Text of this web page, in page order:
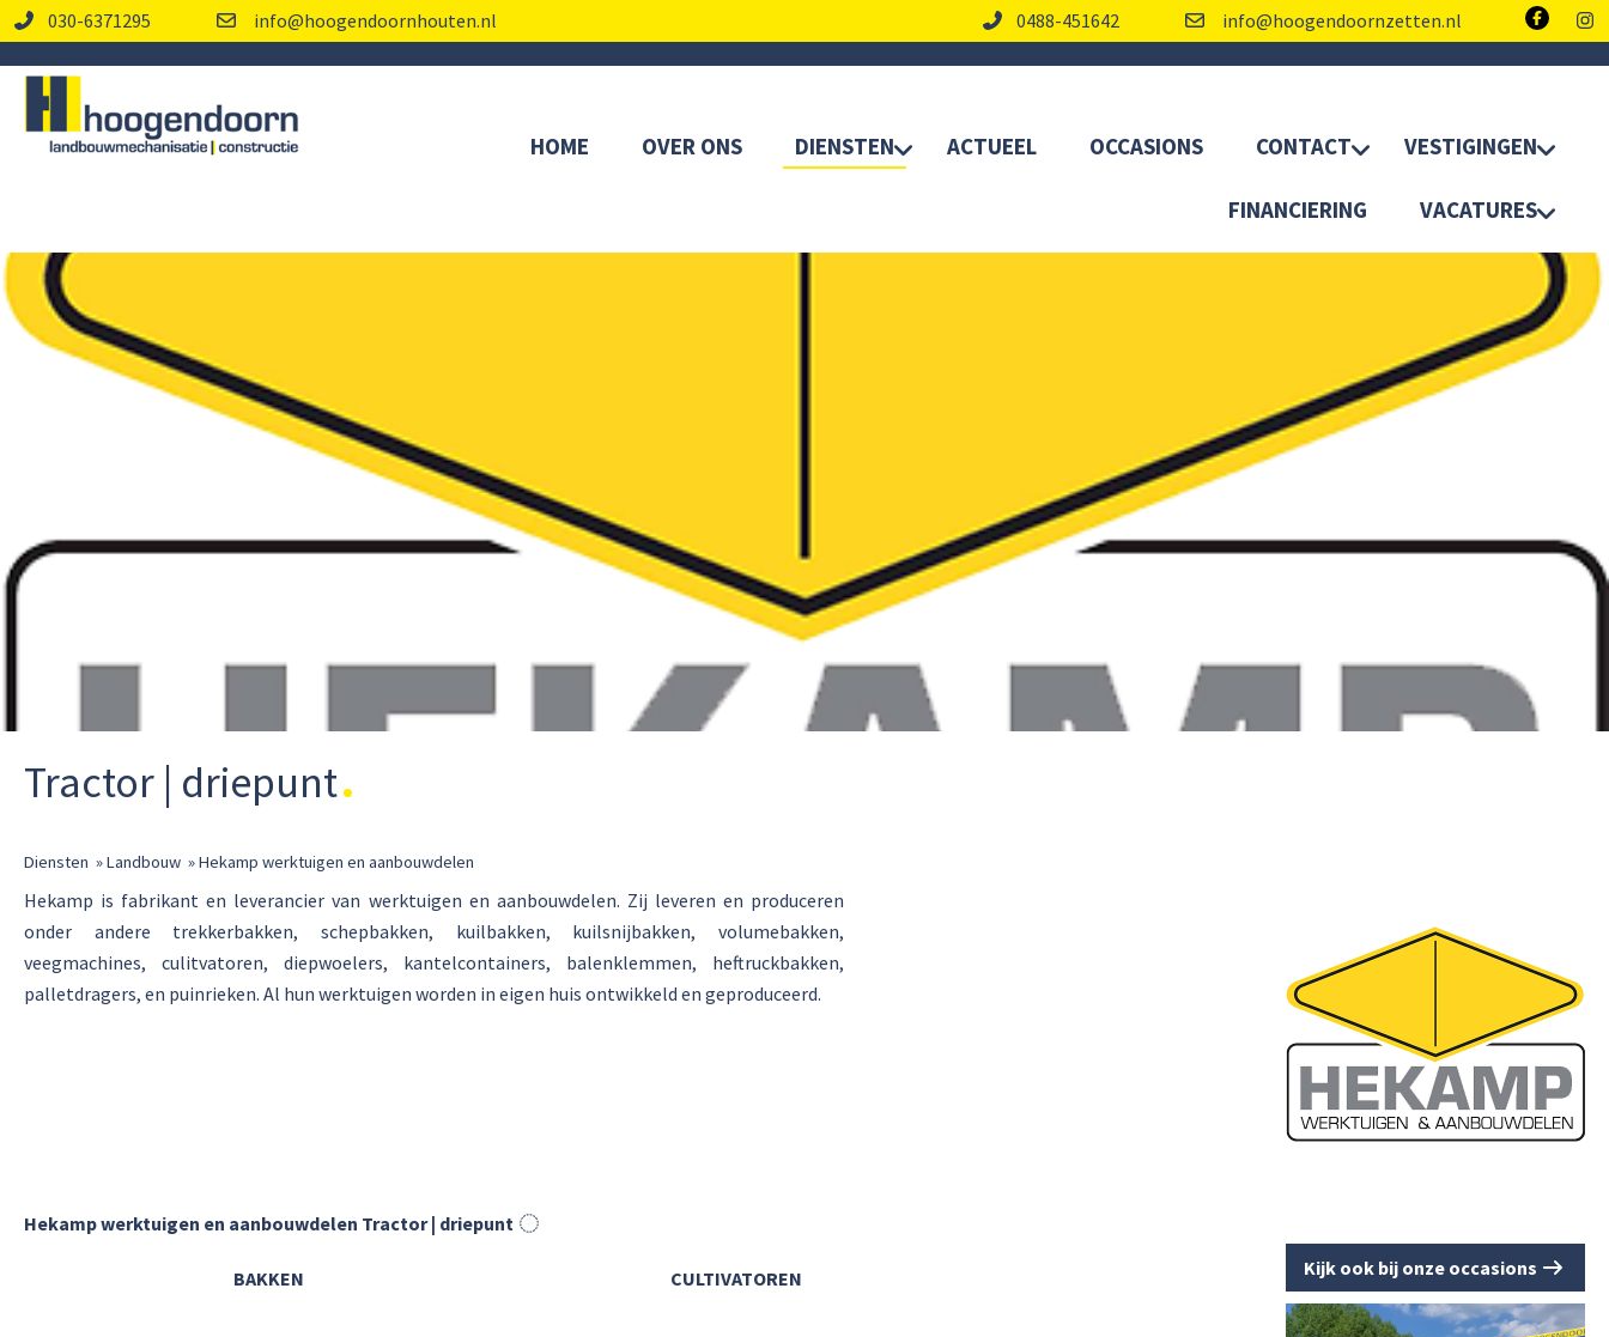
030-6371295 info@hoogendoornhouten.nl 0488-451642 info@hoogendoornzetten.nl
HOME OVER ONS DIENSTEN ACTUEEL OCCASIONS CONTACT VESTIGINGEN
FINANCIERING VACATURES
Tractor | driepunt
Diensten »Landbouw »Hekamp werktuigen en aanbouwdelen
Hekamp is fabrikant en leverancier van werktuigen en aanbouwdelen. Zij leveren en produceren
onder andere trekkerbakken, schepbakken, kuilbakken, kuilsnijbakken, volumebakken,
veegmachines, culitvatoren, diepwoelers, kantelcontainers, balenklemmen, heftruckbakken,
palletdragers, en puinrieken. Al hun werktuigen worden in eigen huis ontwikkeld en geproduceerd.
Hekamp werktuigen en aanbouwdelen Tractor | driepunt
BAKKEN CULTIVATOREN Kijk ook bij onze occasions